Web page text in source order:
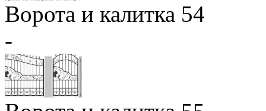
Ворота и калитка 54
-